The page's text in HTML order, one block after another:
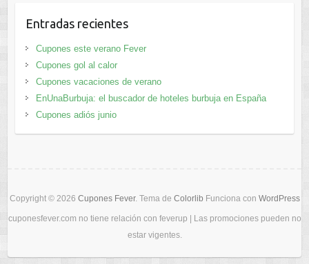
Entradas recientes
Cupones este verano Fever
Cupones gol al calor
Cupones vacaciones de verano
EnUnaBurbuja: el buscador de hoteles burbuja en España
Cupones adiós junio
Copyright © 2026 Cupones Fever. Tema de Colorlib Funciona con WordPress
cuponesfever.com no tiene relación con feverup | Las promociones pueden no
estar vigentes.